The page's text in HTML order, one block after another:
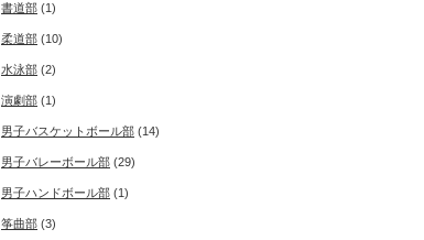
書道部 (1)
柔道部 (10)
水泳部 (2)
演劇部 (1)
男子バスケットボール部 (14)
男子バレーボール部 (29)
男子ハンドボール部 (1)
筝曲部 (3)